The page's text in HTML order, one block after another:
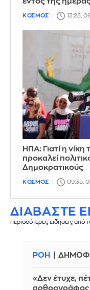
ΚΟΣΜΟΣ 13:23,
ΗΠΑ: Γιατί η
προκαλεί
Δημοκρατικούς
ΚΟΣΜΟΣ 09:35,
ΔΙΑΒΑΣΤΕ
περισσότερες ειδήσεις από
ΡΟΗ
«Δεν έτυχε,
αρθρογράφος